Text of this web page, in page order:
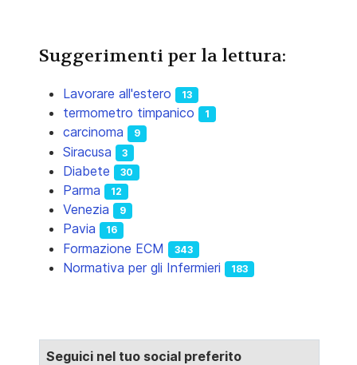
Suggerimenti per la lettura:
Lavorare all'estero 13
termometro timpanico 1
carcinoma 9
Siracusa 3
Diabete 30
Parma 12
Venezia 9
Pavia 16
Formazione ECM 343
Normativa per gli Infermieri 183
Seguici nel tuo social preferito